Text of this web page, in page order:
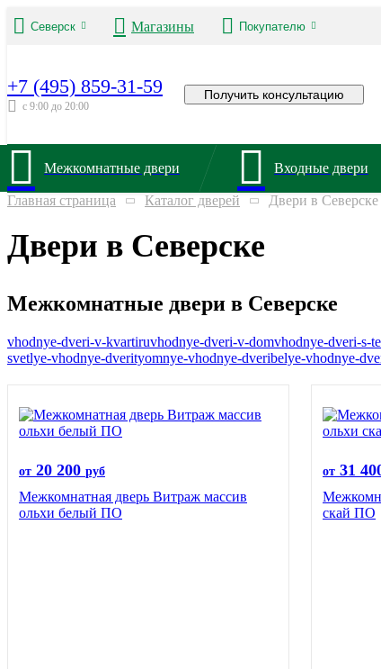
Северск Магазины Покупателю
+7 (495) 859-31-59
с 9:00 до 20:00
Получить консультацию
Межкомнатные двери Входные двери
Главная страница Каталог дверей Двери в Северске
Двери в Северске
Межкомнатные двери в Северске
vhodnye-dveri-v-kvartiruvhodnye-dveri-v-domvhodnye-dveri-s-
svetlye-vhodnye-dverityomnye-vhodnye-dveribelye-vhodnye-
от 20 200 руб
Межкомнатная дверь Витраж массив
ольхи белый ПО
от 31
скай ПО